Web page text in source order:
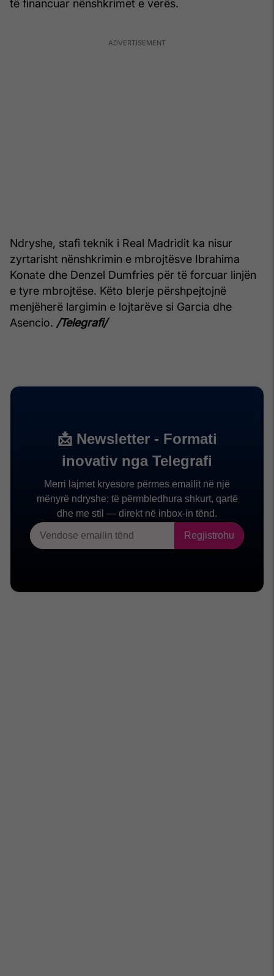
të financuar nënshkrimet e verës.
Ndryshe, stafi teknik i Real Madridit ka nisur
zyrtarisht nënshkrimin e mbrojtësve Ibrahima
Konate dhe Denzel Dumfries për të forcuar linjën
e tyre mbrojtëse. Këto blerje përshpejtojnë
menjëherë largimin e lojtarëve si Garcia dhe
Asencio. /Telegrafi/